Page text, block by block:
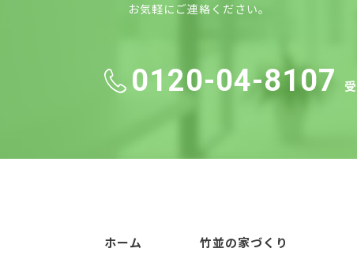
お気軽にご連絡ください。
0120-04-8107
ホーム 竹並の家づくり